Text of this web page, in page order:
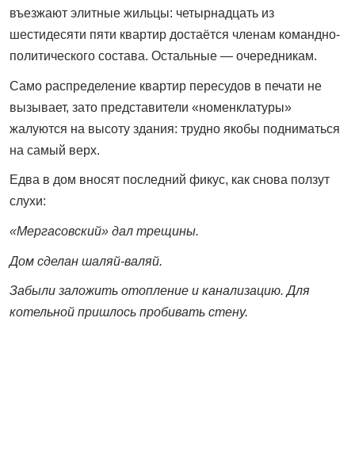
въезжают элитные жильцы: четырнадцать из
шестидесяти пяти квартир достаётся членам командно-
политического состава. Остальные — очередникам.
Само распределение квартир пересудов в печати не
вызывает, зато представители «номенклатуры»
жалуются на высоту здания: трудно якобы подниматься
на самый верх.
Едва в дом вносят последний фикус, как снова ползут
слухи:
«Мергасовский» дал трещины.
Дом сделан шаляй-валяй.
Забыли заложить отопление и канализацию. Для
котельной пришлось пробивать стену.